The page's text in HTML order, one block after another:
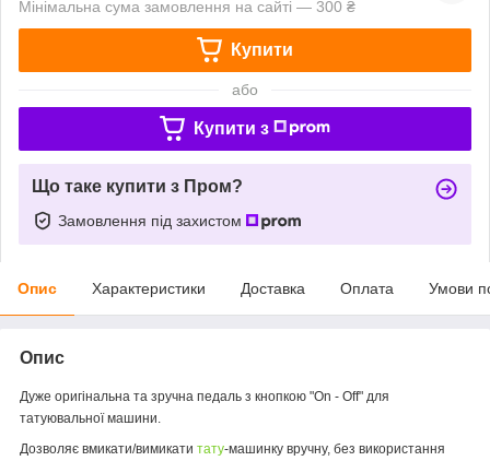
Мінімальна сума замовлення на сайті — 300 ₴
Купити
або
Купити з
Що таке купити з Пром?
Замовлення під захистом
Опис Характеристики Доставка Оплата Умови
Опис
Дуже оригінальна та зручна педаль з кнопкою "On - Off" для
татуювальної машини.
Дозволяє вмикати/вимикати тату-машинку вручну, без використання